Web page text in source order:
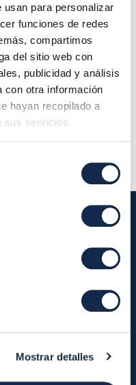
para personalizar
funciones de redes
compartimos
del sitio web con
publicidad y análisis
con otra información
hayan recopilado a
sus servicios.
Mostrar detalles
11:00
13:00
del Comité